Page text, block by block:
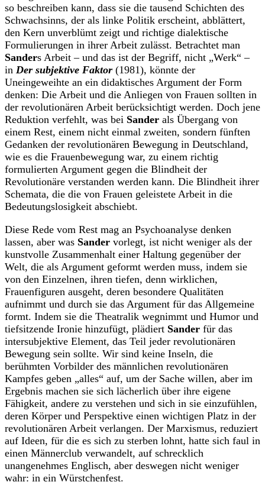
so beschreiben kann, dass sie die tausend Schichten des
Schwachsinns, der als linke Politik erscheint, abblättert,
den Kern unverblümt zeigt und richtige dialektische
Formulierungen in ihrer Arbeit zulässt. Betrachtet man
Sanders Arbeit – und das ist der Begriff, nicht „Werk“ –
in Der subjektive Faktor (1981), könnte der
Uneingeweihte an ein didaktisches Argument der Form
denken: Die Arbeit und die Anliegen von Frauen sollten in
der revolutionären Arbeit berücksichtigt werden. Doch jene
Reduktion verfehlt, was bei Sander als Übergang von
einem Rest, einem nicht einmal zweiten, sondern fünften
Gedanken der revolutionären Bewegung in Deutschland,
wie es die Frauenbewegung war, zu einem richtig
formulierten Argument gegen die Blindheit der
Revolutionäre verstanden werden kann. Die Blindheit ihrer
Schemata, die die von Frauen geleistete Arbeit in die
Bedeutungslosigkeit abschiebt.
Diese Rede vom Rest mag an Psychoanalyse denken
lassen, aber was Sander vorlegt, ist nicht weniger als der
kunstvolle Zusammenhalt einer Haltung gegenüber der
Welt, die als Argument geformt werden muss, indem sie
von den Einzelnen, ihren tiefen, denn wirklichen,
Frauenfiguren ausgeht, deren besondere Qualitäten
aufnimmt und durch sie das Argument für das Allgemeine
formt. Indem sie die Theatralik wegnimmt und Humor und
tiefsitzende Ironie hinzufügt, plädiert Sander für das
intersubjektive Element, das Teil jeder revolutionären
Bewegung sein sollte. Wir sind keine Inseln, die
berühmten Vorbilder des männlichen revolutionären
Kampfes geben „alles“ auf, um der Sache willen, aber im
Ergebnis machen sie sich lächerlich über ihre eigene
Fähigkeit, andere zu verstehen und sich in sie einzufühlen,
deren Körper und Perspektive einen wichtigen Platz in der
revolutionären Arbeit verlangen. Der Marxismus, reduziert
auf Ideen, für die es sich zu sterben lohnt, hatte sich faul in
einen Männerclub verwandelt, auf schrecklich
unangenehmes Englisch, aber deswegen nicht weniger
wahr: in ein Würstchenfest.